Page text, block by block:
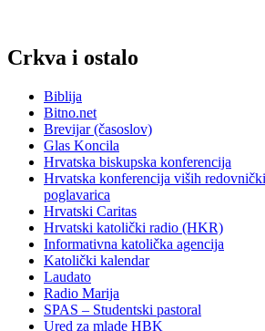
Crkva i ostalo
Biblija
Bitno.net
Brevijar (časoslov)
Glas Koncila
Hrvatska biskupska konferencija
Hrvatska konferencija viših
poglavarica
Hrvatski Caritas
Hrvatski katolički radio (HKR)
Informativna katolička agencija
Katolički kalendar
Laudato
Radio Marija
SPAS – Studentski pastoral
Ured za mlade HBK